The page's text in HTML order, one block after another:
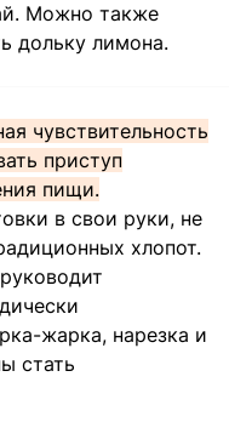
Можно также
дольку лимона.
чувствительность
приступ
пищи.
в свои руки, не
хлопот.
жарка, нарезка и
стать